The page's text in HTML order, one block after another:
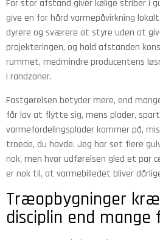
For stor afstand giver kølige striber i
give en for hård varmepåvirkning
dyrere og sværere at styre uden at
projekteringen, og hold afstanden
rummet, medmindre producentens
i randzoner.
Fastgørelsen betyder mere, end
får lov at flytte sig, mens plader,
varmefordelingsplader kommer på,
troede, du havde. Jeg har set flere
nok, men hvor udførelsen gled et par
er nok til, at varmebilledet bliver
Træopbygninger
disciplin end